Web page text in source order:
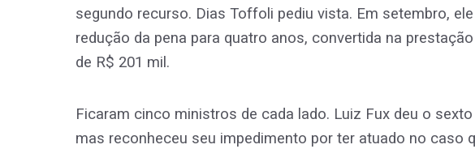
segundo recurso. Dias Toffoli pediu vista. Em setembro,
redução da pena para quatro anos, convertida na
de R$ 201 mil.
Ficaram cinco ministros de cada lado. Luiz Fux deu o
mas reconheceu seu impedimento por ter atuado no caso